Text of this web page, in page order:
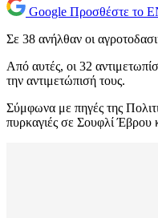
Google Προσθέστε το
Σε 38 ανήλθαν οι
Από αυτές, οι 32
την αντιμετώπισή τους.
Σύμφωνα με πηγές της
πυρκαγιές σε Σουφλί Έβρου